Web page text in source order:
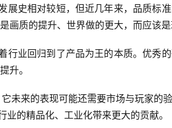
展史相对较短，但近几年来，品质标
画质的提升、世界做的更大，而应该是
行业回归到了产品为王的本质。优秀
升。
未来的表现可能还需要市场与玩家的
的精品化、工业化带来更大的贡献。